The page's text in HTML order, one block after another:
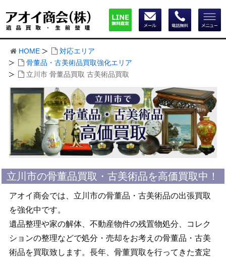
HOME
対応エリア
骨董品・古美術品買取強化エリア
立川市 骨董品買取 古美術品買取
立川市の骨董品買取・古美術品を高価買取中！
アオイ商会では、立川市の骨董品・古美術品の出張買取
を強化中です。
遺品整理や家の解体、不動産物件の残置物処分、コレク
ションの整理などで処分・売却をお考えの骨董品・古美
術品を買取致します。長年、骨董買取を行ってきた査定